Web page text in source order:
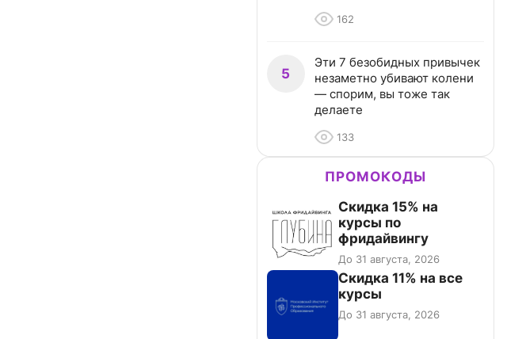
162
5
Эти 7 безобидных привычек
незаметно убивают колени
— спорим, вы тоже так
делаете
133
ПРОМОКОДЫ
Скидка 15% на
курсы по
фридайвингу
До 31 августа, 2026
Скидка 11% на все
курсы
До 31 августа, 2026